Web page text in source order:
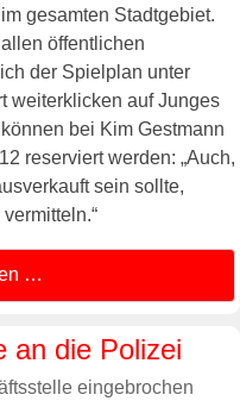
gesamten Stadtgebiet.
öffentlichen
der Spielplan unter
weiterklicken auf Junges
bei Kim Gestmann
reserviert werden: „Auch,
sein sollte,
…
an die Polizei
eingebrochen